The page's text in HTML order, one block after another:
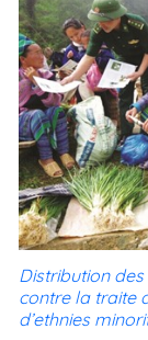
Distribution
contre la traite
d’ethnies